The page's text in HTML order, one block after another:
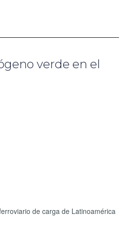
verde en el
de carga de Latinoamérica